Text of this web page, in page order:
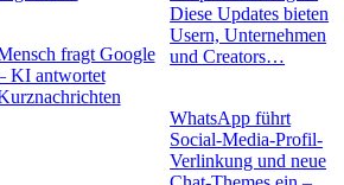
fragt Google
KI antwortet
Diese Updates bieten
Usern, Unternehmen
und Creators…
WhatsApp führt
Social-Media-Profil-
Verlinkung und neue